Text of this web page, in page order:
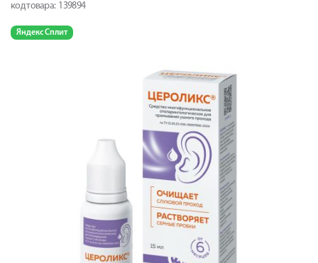
код товара: 139894
Яндекс Сплит